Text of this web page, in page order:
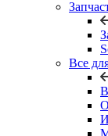
Все